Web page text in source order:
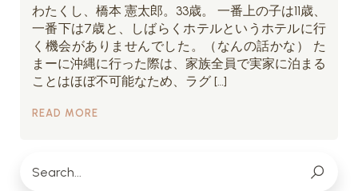
わたくし、橋本 憲太郎。33歳。 一番上の子は11歳、
一番下は7歳と、しばらくホテルというホテルに行
く機会がありませんでした。（なんの話かな） た
まーに沖縄に行った際は、家族全員で実家に泊まる
ことはほぼ不可能なため、ラグ […]
READ MORE